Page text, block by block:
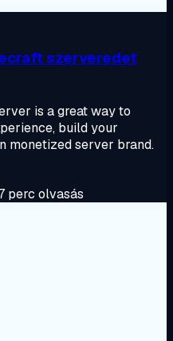
szerveredet
is a great way to
build your
monetized server brand.
perc olvasás